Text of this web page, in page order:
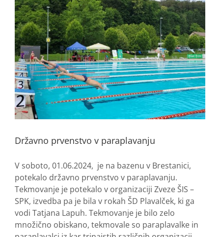
Državno prvenstvo v paraplavanju
V soboto, 01.06.2024, je na bazenu v Brestanici,
potekalo državno prvenstvo v paraplavanju.
Tekmovanje je potekalo v organizaciji Zveze ŠIS –
SPK, izvedba pa je bila v rokah ŠD Plavalček, ki ga
vodi Tatjana Lapuh. Tekmovanje je bilo zelo
množično obiskano, tekmovale so paraplavalke in